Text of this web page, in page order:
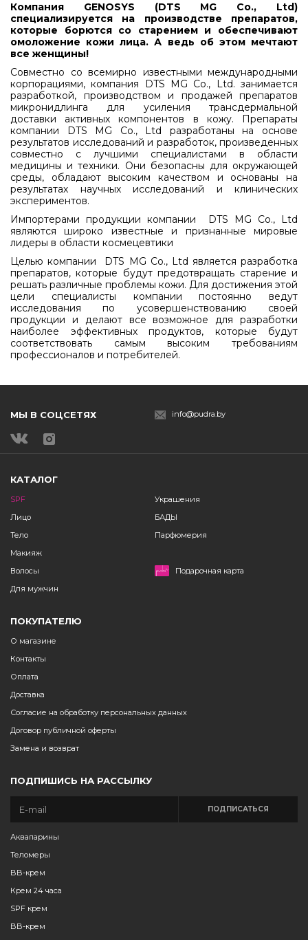
Компания GENOSYS (DTS MG Co., Ltd)
специализируется на производстве препаратов,
которые борются со старением и обеспечивают
омоложение кожи лица. А ведь об этом мечтают
все женщины!
Совместно со всемирно известными международными
корпорациями, компания DTS MG Co., Ltd. занимается
разработкой, производством и продажей препаратов
микронидлинга для усиления трансдермальной
доставки активных компонентов в кожу. Препараты
компании DTS MG Co., Ltd разработаны на основе
результатов исследований и разработок, произведенных
совместно с лучшими специалистами в области
медицины и техники. Они безопасны для окружающей
среды, обладают высоким качеством и основаны на
результатах научных исследований и клинических
экспериментов.
Импортерами продукции компании DTS MG Co., Ltd
являются широко известные и признанные мировые
лидеры в области космецевтики
Целью компании DTS MG Co., Ltd является разработка
препаратов, которые будут предотвращать старение и
решать различные проблемы кожи. Для достижения этой
цели специалисты компании постоянно ведут
исследования по усовершенствованию своей
продукции и делают все возможное для разработки
наиболее эффективных продуктов, которые будут
соответствовать самым высоким требованиям
профессионалов и потребителей.
МЫ В СОЦСЕТЯХ info@pudra.by
КАТАЛОГ
SPF
Лицо
Тело
Макияж
Волосы
Для мужчин
Украшения
БАДЫ
Парфюмерия
Подарочная карта
ПОКУПАТЕЛЮ
О магазине
Контакты
Оплата
Доставка
Согласие на обработку персональных данных
Договор публичной оферты
Замена и возврат
ПОДПИШИСЬ НА РАССЫЛКУ
ПОДПИСАТЬСЯ
Аквапарины
Теломеры
BB-крем
Крем 24 часа
SPF крем
BB-крем